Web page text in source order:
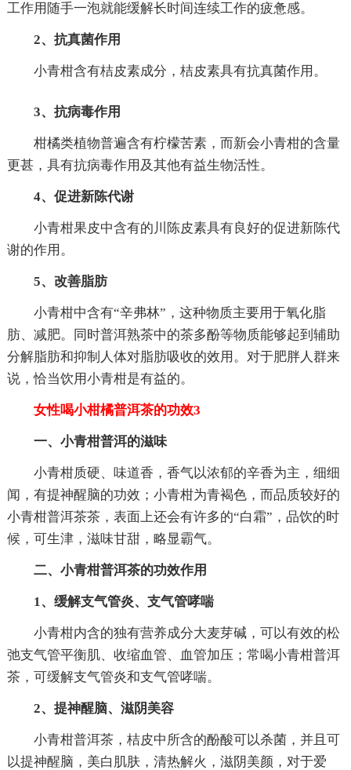
工作用随手一泡就能缓解长时间连续工作的疲惫感。
2、抗真菌作用
小青柑含有桔皮素成分，桔皮素具有抗真菌作用。
3、抗病毒作用
柑橘类植物普遍含有柠檬苦素，而新会小青柑的含量
更甚，具有抗病毒作用及其他有益生物活性。
4、促进新陈代谢
小青柑果皮中含有的川陈皮素具有良好的促进新陈代
谢的作用。
5、改善脂肪
小青柑中含有“辛弗林”，这种物质主要用于氧化脂
肪、减肥。同时普洱熟茶中的茶多酚等物质能够起到辅助
分解脂肪和抑制人体对脂肪吸收的效用。对于肥胖人群来
说，恰当饮用小青柑是有益的。
女性喝小柑橘普洱茶的功效3
一、小青柑普洱的滋味
小青柑质硬、味道香，香气以浓郁的辛香为主，细细
闻，有提神醒脑的功效；小青柑为青褐色，而品质较好的
小青柑普洱茶茶，表面上还会有许多的“白霜”，品饮的时
候，可生津，滋味甘甜，略显霸气。
二、小青柑普洱茶的功效作用
1、缓解支气管炎、支气管哮喘
小青柑内含的独有营养成分大麦芽碱，可以有效的松
弛支气管平衡肌、收缩血管、血管加压；常喝小青柑普洱
茶，可缓解支气管炎和支气管哮喘。
2、提神醒脑、滋阴美容
小青柑普洱茶，桔皮中所含的酚酸可以杀菌，并且可
以提神醒脑，美白肌肤，清热解火，滋阴美颜，对于爱